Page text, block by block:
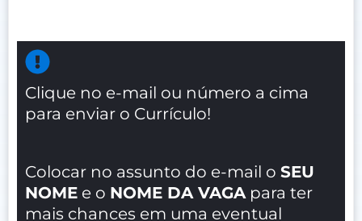
Clique no e-mail ou número a cima
para enviar o Currículo!
Colocar no assunto do e-mail o SEU
NOME e o NOME DA VAGA para ter
mais chances em uma eventual